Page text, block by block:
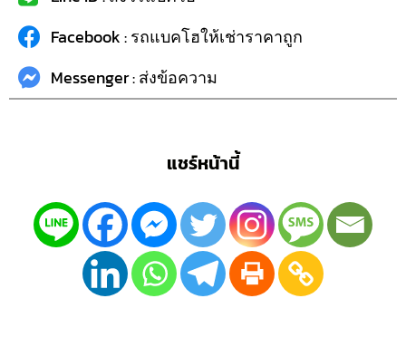
Facebook : รถแบคโฮให้เช่าราคาถูก
Messenger : ส่งข้อความ
แชร์หน้านี้